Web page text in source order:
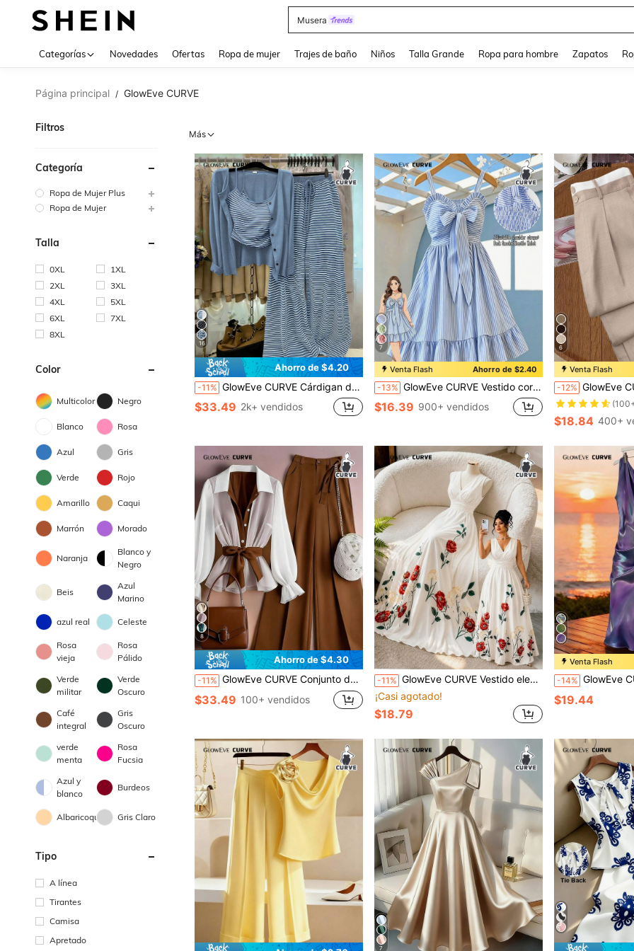
Vestidos Elegantes Para Fiesta De Gala
Categorías Novedades Ofertas Ropa de mujer Trajes de baño Niños Talla Grande Ropa para hombre Zapatos
Página principal / GlowEve CURVE
Filtros
Categoría
Ropa de Mujer Plus
Ropa de Mujer
Talla
0XL
1XL
2XL
3XL
4XL
5XL
6XL
7XL
8XL
Color
Multicolor Negro
Blanco Rosa
Azul Gris
Verde Rojo
Amarillo Caqui
Marrón Morado
Naranja
Blanco y
Negro
Beis
Azul
Marino
azul real Celeste
Rosa
vieja
Rosa
Pálido
Verde
militar
Verde
Oscuro
Café
integral
Gris
Oscuro
verde
menta
Rosa
Fucsia
Azul y
blanco
Burdeos
Albaricoque Gris Claro
Tipo
A línea
Tirantes
Camisa
Apretado
Más
16
Ahorro de $4.20
-11% GlowEve CURVE Cárdigan de punto de unicolor talla grande, cierre con botones delanteros, decoración con cordón ajustado a rayas, pantalones elegantes casuales para uso diario y de oficina
$33.49 2k+ vendidos
7
Venta Flash Ahorro de $2.40
-13% GlowEve CURVE Vestido corto de verano casual y elegante para mujer de talla grande, con rayas azules y blancas, sin mangas, con volantes, lazo ajustable, tirantes ajustables y silueta evasé
$16.39 900+ vendidos
6
Venta Flash
-12% GlowEve CURVE Pantalones casuales
$18.84 400+
8
Ahorro de $4.30
-11% GlowEve CURVE Conjunto de 2 piezas de camisa de manga larga y pantalones de bloque de color casual y de oficina talla grande, otoño
$33.49 100+ vendidos
-11% GlowEve CURVE Vestido elegante para mujer de talla grande con malla, sin mangas, cintura ceñida y escote en V
¡Casi agotado!
$18.79
Venta Flash
-14% GlowEve CURVE Vestido largo de satén plisado con un hombro para
$19.44
7